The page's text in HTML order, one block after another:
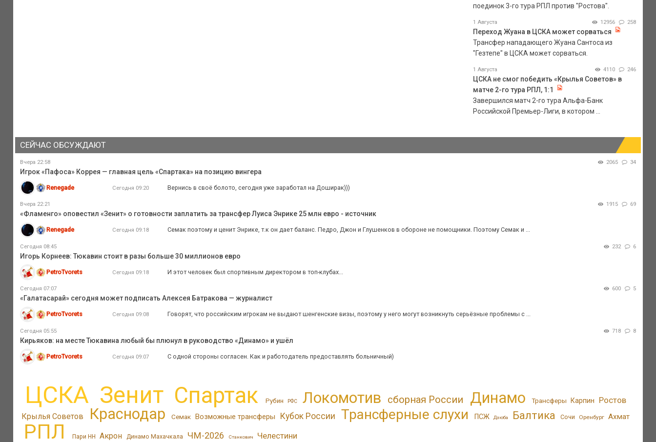
поединок 3-го тура РПЛ против "Ростова".
1 Августа 12956 258
Переход Жуана в ЦСКА может сорваться
Трансфер нападающего Жуана Сантоса из
"Гезтепе" в ЦСКА может сорваться.
1 Августа 4110 246
ЦСКА не смог победить «Крылья Советов» в
матче 2-го тура РПЛ, 1:1
Завершился матч 2-го тура Альфа-Банк
Российской Премьер-Лиги, в котором ...
СЕЙЧАС ОБСУЖДАЮТ
Вчера 22:58 2065 34
Игрок «Пафоса» Коррея — главная цель «Спартака» на позицию вингера
Renegade Сегодня 09:20 Вернись в своё болото, сегодня уже заработал на Доширак)))
Вчера 22:21 1915 69
«Фламенго» оповестил «Зенит» о готовности заплатить за трансфер Луиса Энрике 25 млн евро - источник
Renegade Сегодня 09:18 Семак поэтому и ценит Энрике, т.к он дает баланс. Педро, Джон и Глушенков в обороне не помощники. Поэтому Семак и ...
Сегодня 08:45 232 6
Игорь Корнеев: Тюкавин стоит в разы больше 30 миллионов евро
PetroTvorets Сегодня 09:18 И этот человек был спортивным директором в топ-клубах...
Сегодня 07:07 600 5
«Галатасарай» сегодня может подписать Алексея Батракова — журналист
PetroTvorets Сегодня 09:08 Говорят, что российским игрокам не выдают шенгенские визы, поэтому у него могут возникнуть серьёзные проблемы с ...
Сегодня 05:55 718 8
Кирьяков: на месте Тюкавина любый бы плюнул в руководство «Динамо» и ушёл
PetroTvorets Сегодня 09:07 С одной стороны согласен. Как и работодатель предоставлять больничный)
ЦСКА Зенит Спартак Рубин РФС Локомотив сборная России Динамо Трансферы Карпин Ростов
Крылья Советов Краснодар Семак Возможные трансферы Кубок России Трансферные слухи ПСЖ Дзюба Балтика Сочи Оренбург Ахмат
РПЛ Пари НН Акрон Динамо Махачкала ЧМ-2026 Станкович Челестини